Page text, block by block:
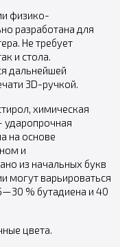
физико-
разработана для
Не требует
и стола.
дальнейшей
3D-ручкой.
химическая
ударопрочная
на основе
и
из начальных букв
могут варьироваться
% бутадиена и 40
цвета.